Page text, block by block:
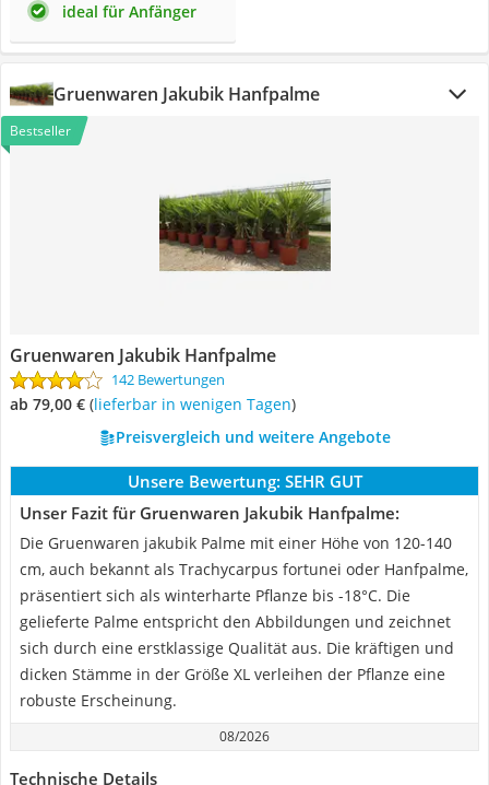
ideal für Anfänger
Gruenwaren Jakubik Hanfpalme
Bestseller
Gruenwaren Jakubik Hanfpalme
142 Bewertungen
ab 79,00 € ( Lieferbar in wenigen Tagen)
Preisvergleich und weitere Angebote
Unsere Bewertung: SEHR GUT
Unser Fazit für Gruenwaren Jakubik Hanfpalme:
Die Gruenwaren jakubik Palme mit einer Höhe von 120-140
cm, auch bekannt als Trachycarpus fortunei oder Hanfpalme,
präsentiert sich als winterharte Pflanze bis -18°C. Die
gelieferte Palme entspricht den Abbildungen und zeichnet
sich durch eine erstklassige Qualität aus. Die kräftigen und
dicken Stämme in der Größe XL verleihen der Pflanze eine
robuste Erscheinung.
08/2026
Technische Details